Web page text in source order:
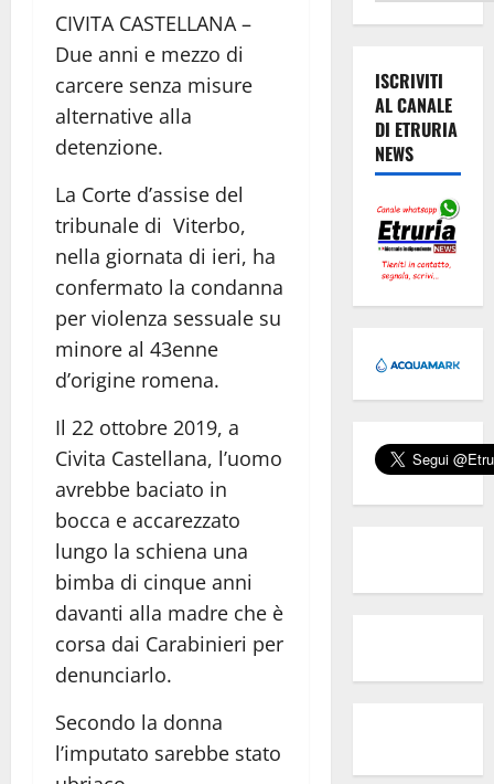
CIVITA CASTELLANA –
Due anni e mezzo di
carcere senza misure
alternative alla
detenzione.
La Corte d’assise del
tribunale di Viterbo,
nella giornata di ieri, ha
confermato la condanna
per violenza sessuale su
minore al 43enne
d’origine romena.
Il 22 ottobre 2019, a
Civita Castellana, l’uomo
avrebbe baciato in
bocca e accarezzato
lungo la schiena una
bimba di cinque anni
davanti alla madre che è
corsa dai Carabinieri per
denunciarlo.
Secondo la donna
l’imputato sarebbe stato
ISCRIVITI
AL CANALE
DI ETRURIA
NEWS